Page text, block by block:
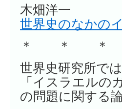
木畑洋一
世界史のなかの
＊ ＊ ＊
世界史研究所で
「イスラエルの
の問題に関する